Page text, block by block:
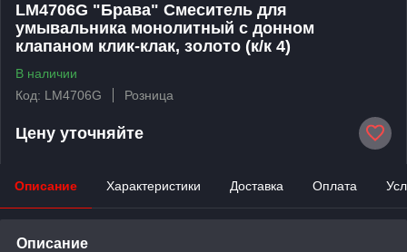
LM4706G "Брава" Смеситель для
умывальника монолитный с донном
клапаном клик-клак, золото (к/к 4)
В наличии
Код: LM4706G
Розница
Цену уточняйте
Описание Характеристики Доставка Оплата
Описание